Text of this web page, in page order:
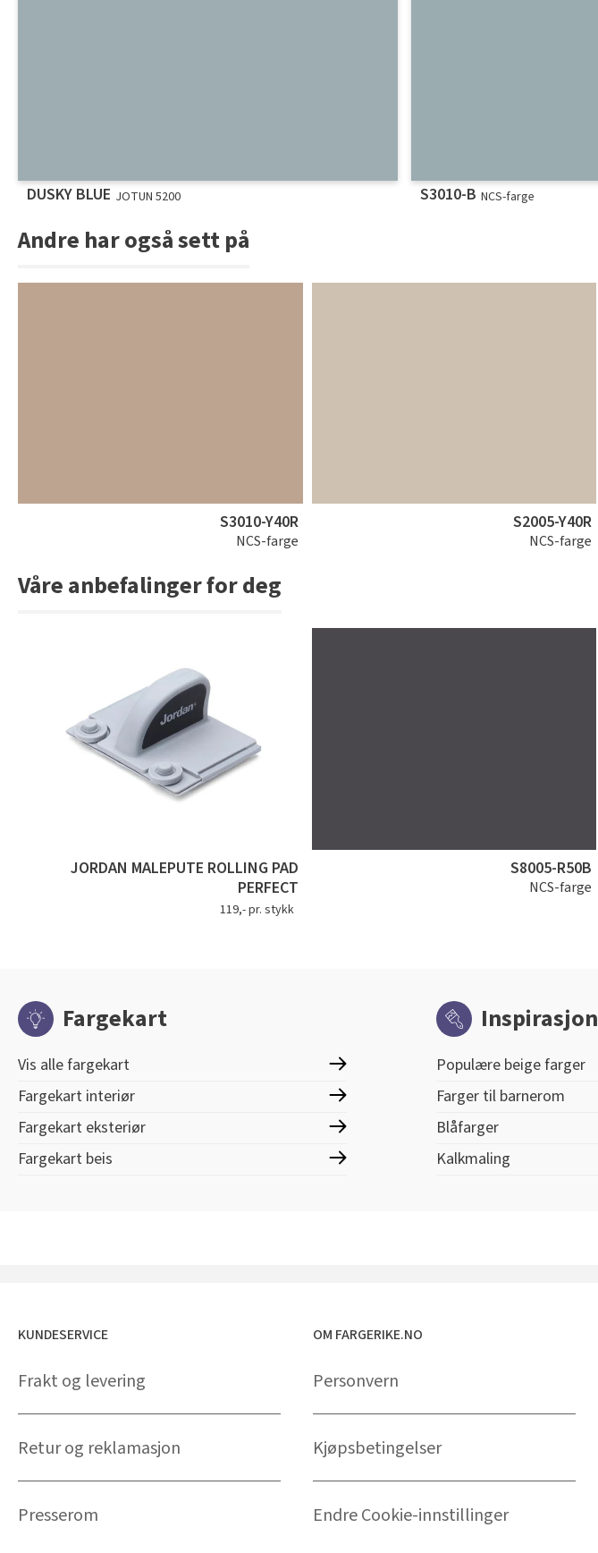
DUSKY BLUE JOTUN 5200 S3010-B NCS-farge
Andre har også sett på
S3010-Y40R
NCS-farge
S2005-Y40R
NCS-farge
Våre anbefalinger for deg
JORDAN MALEPUTE ROLLING PAD
PERFECT
119,- pr. stykk
S8005-R50B
NCS-farge
Fargekart
Vis alle fargekart
Fargekart interiør
Fargekart eksteriør
Fargekart beis
Inspirasjon
Populære beige farger
Farger til barnerom
Blåfarger
Kalkmaling
KUNDESERVICE
Frakt og levering
Retur og reklamasjon
Presserom
OM FARGERIKE.NO
Personvern
Kjøpsbetingelser
Endre Cookie-innstillinger